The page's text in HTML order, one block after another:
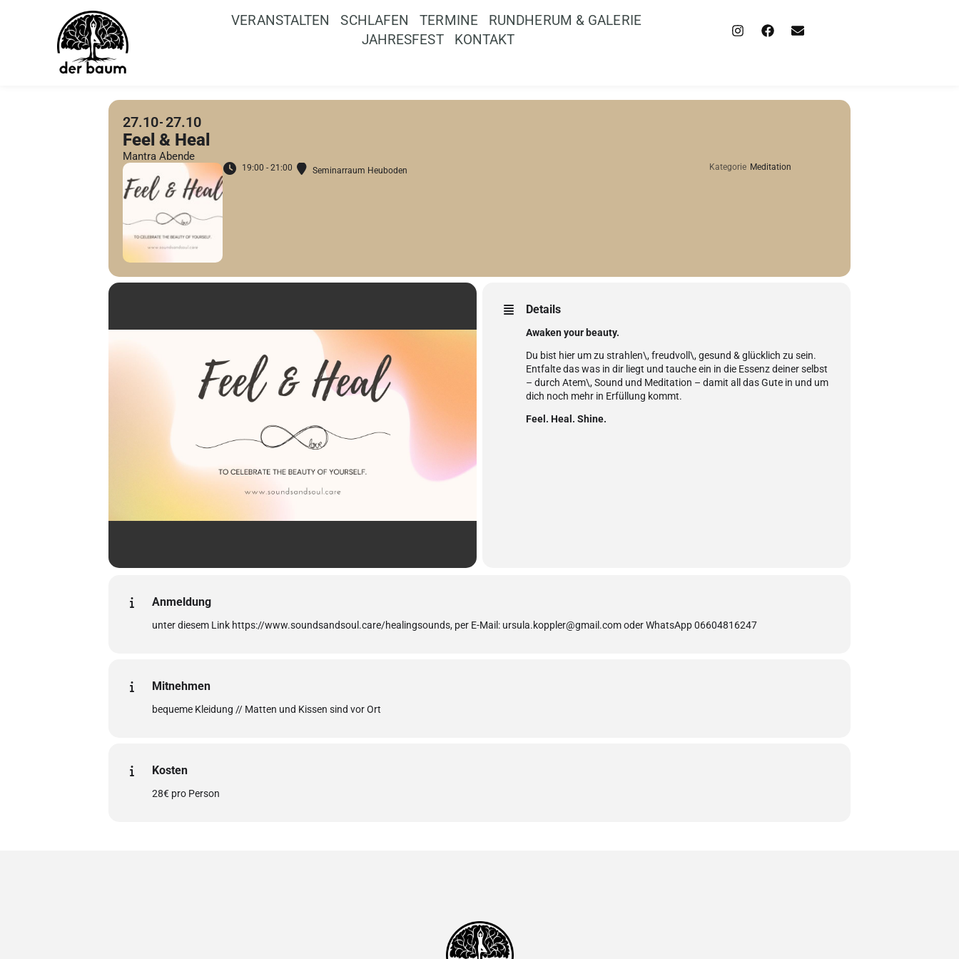
VERANSTALTEN SCHLAFEN TERMINE
RUNDHERUM & GALERIE
JAHRESFEST
KONTAKT
27.10 27.10
Feel & Heal
Mantra Abende
19:00 - 21:00 Seminarraum Heuboden Kategorie Meditation
Details
Awaken your beauty.
Du bist hier um zu strahlen\, freudvoll\, gesund & glücklich zu sein.
Entfalte das was in dir liegt und tauche ein in die Essenz deiner selbst
– durch Atem\, Sound und Meditation – damit all das Gute in und um
dich noch mehr in Erfüllung kommt.
Feel. Heal. Shine.
Anmeldung
unter diesem Link https://www.soundsandsoul.care/healingsounds, per E-Mail: ursula.koppler@gmail.com oder WhatsApp 06604816247
Mitnehmen
bequeme Kleidung // Matten und Kissen sind vor Ort
Kosten
28€ pro Person